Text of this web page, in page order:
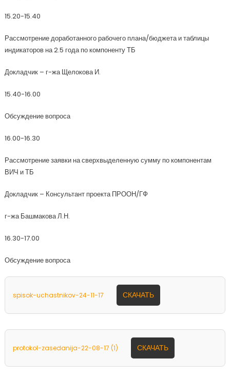
15.20-15.40
Рассмотрение доработанного рабочего плана/бюджета и таблицы
индикаторов на 2.5 года по компоненту ТБ
Докладчик – г-жа Щелокова И.
15.40-16.00
Обсуждение вопроса
16.00-16.30
Рассмотрение заявки на сверхвыделенную сумму по компонентам
ВИЧ и ТБ
Докладчик – Консультант проекта ПРООН/ГФ
г-жа Башмакова Л.Н.
16.30-17.00
Обсуждение вопроса
spisok-uchastnikov-24-11-17 СКАЧАТЬ
protokol-zasedanija-22-08-17 (1) СКАЧАТЬ